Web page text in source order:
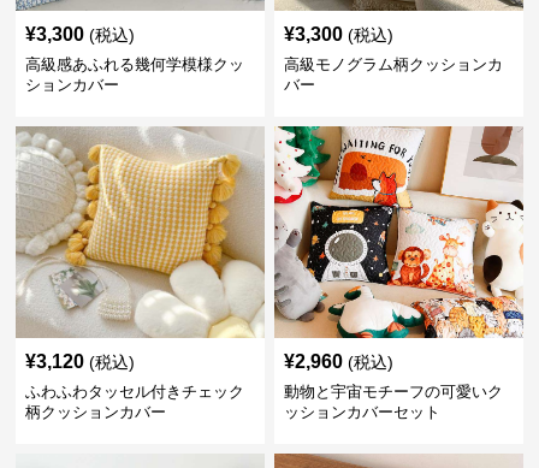
¥3,300 (税込)
高級感あふれる幾何学模様クッ
ションカバー
¥3,300 (税込)
高級モノグラム柄クッションカ
バー
¥3,120 (税込)
ふわふわタッセル付きチェック
柄クッションカバー
¥2,960 (税込)
動物と宇宙モチーフの可愛いク
ッションカバーセット